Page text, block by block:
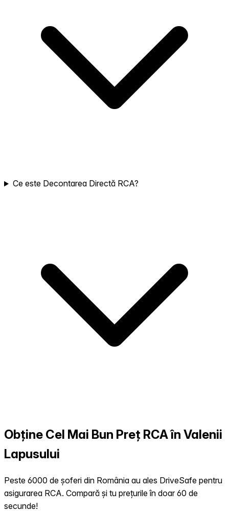
Ce este Decontarea Directă RCA?
Obține Cel Mai Bun Preț RCA în Valenii
Lapusului
Peste 6000 de șoferi din România au ales DriveSafe pentru
asigurarea RCA. Compară și tu prețurile în doar 60 de
secunde!